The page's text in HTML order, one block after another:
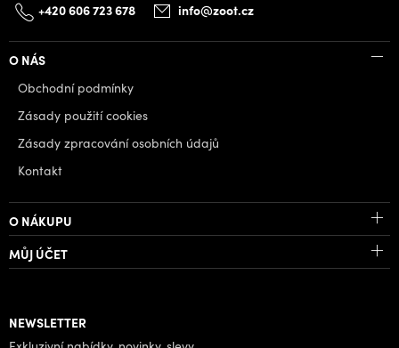
+420 606 723 678 info@zoot.cz
O NÁS
Obchodní podmínky
Zásady použití cookies
Zásady zpracování osobních údajů
Kontakt
O NÁKUPU
MŮJ ÚČET
NEWSLETTER